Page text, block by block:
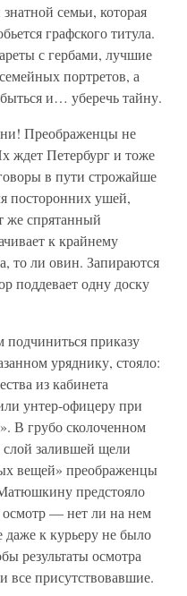
семьи, которая
графского титула.
с гербами, лучшие
портретов, а
и… уберечь тайну.
Преображенцы не
ждет Петербург и тоже
в пути строжайше
посторонних ушей,
же спрятанный
к крайнему
то ли овин. Запираются
поддевает одну доску
приказу
уряднику, стояло:
из кабинета
унтер-офицеру при
В грубо сколоченном
залившей щели
вещей» преображенцы
предстояло
— нет ли на нем
к курьеру не было
результаты осмотра
все присутствовавшие.